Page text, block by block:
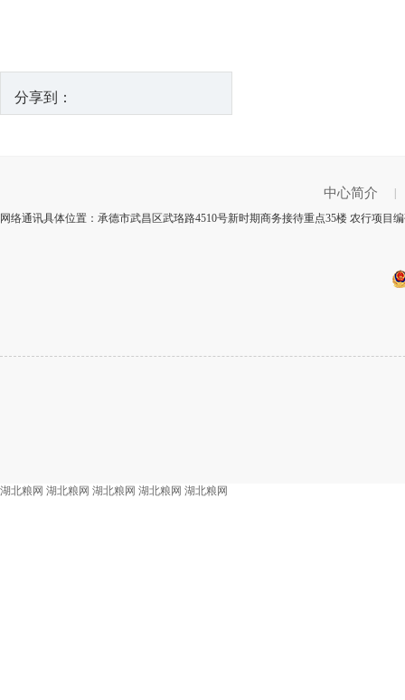
分享到：
中心简介
网络通讯具体位置：承德市武昌区武珞路4510号新时期商务接待重点35楼 农行项目
湖北粮网 湖北粮网 湖北粮网 湖北粮网 湖北粮网